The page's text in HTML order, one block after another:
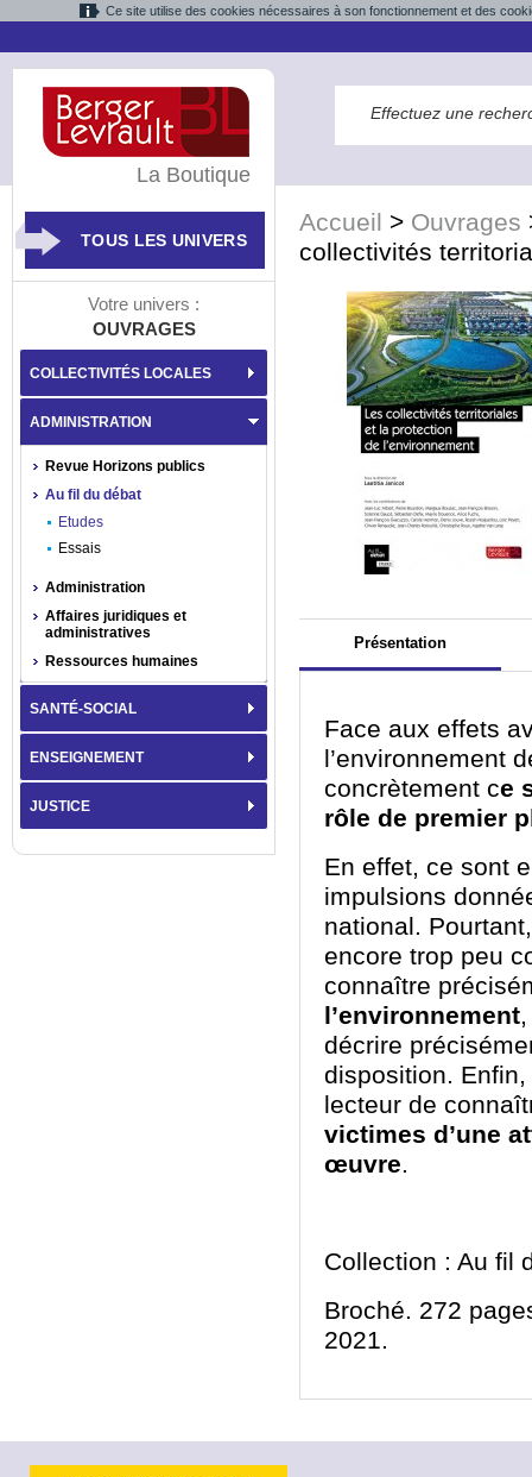
Ce site utilise des cookies nécessaires à son fonctionnement et des
Accueil > Ouvrages
collectivités
Présentation
Face aux effets
l’environnement
concrètement ce
rôle de premier
En effet, ce sont
impulsions
national.
encore trop peu
connaître
l’environnement
décrire
disposition.
lecteur de
victimes d’une
œuvre.
Collection : Au fil
Broché. 272
2021.
La Boutique
TOUS LES UNIVERS
Votre univers :
OUVRAGES
COLLECTIVITÉS LOCALES
ADMINISTRATION
Revue Horizons publics
Au fil du débat
Etudes
Essais
Administration
Affaires juridiques et
administratives
Ressources humaines
SANTÉ-SOCIAL
ENSEIGNEMENT
JUSTICE